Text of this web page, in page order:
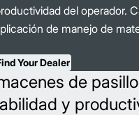
del operador.
de manejo de
Your Dealer
de
y